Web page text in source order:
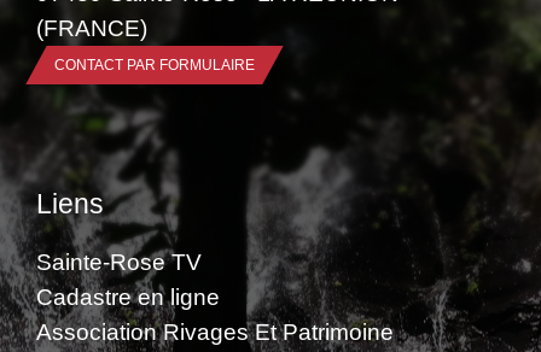
(FRANCE)
CONTACT PAR FORMULAIRE
Liens
Sainte-Rose TV
Cadastre en ligne
Association Rivages Et Patrimoine